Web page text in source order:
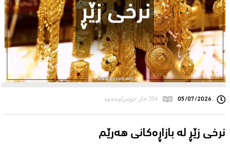
05/07/2026 284 جار خوێنراوەتەوە
نرخى زێڕ له‌ بازاڕه‌كانی هه‌رێم